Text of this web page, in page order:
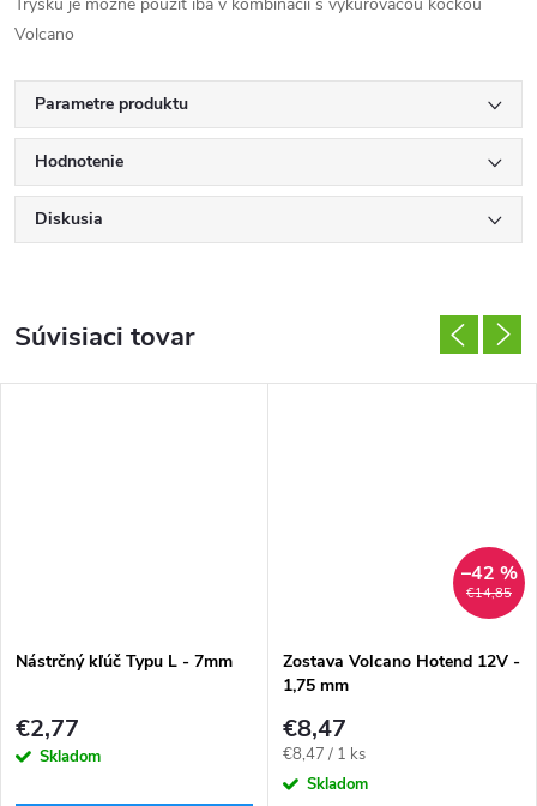
Volcano
Parametre produktu
Hodnotenie
Diskusia
Súvisiaci tovar
Nástrčný kľúč Typu L - 7mm
€2,77
Skladom
€14,85
–42 %
Zostava Volcano Hotend 12V -
1,75 mm
€8,47
Jednotková
cena:
€8,47 / 1 ks
Skladom